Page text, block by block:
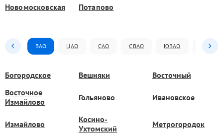
Новомосковская
Потапово
ВАО ЦАО САО СВАО ЮВАО ЮАО
Богородское Вешняки
Восточный
Восточное
Измайлово
Гольяново Ивановское
Измайлово
Косино-
Ухтомский
Метрогородок